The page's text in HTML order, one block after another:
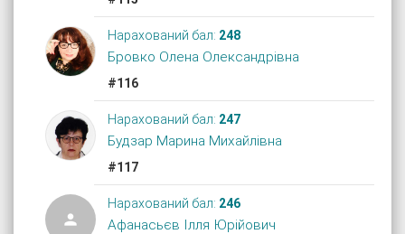
Нарахований бал: 248
Бровко Олена Олександрівна
#116
Нарахований бал: 247
Будзар Марина Михайлівна
#117

Нарахований бал: 246
Афанасьєв Ілля Юрійович